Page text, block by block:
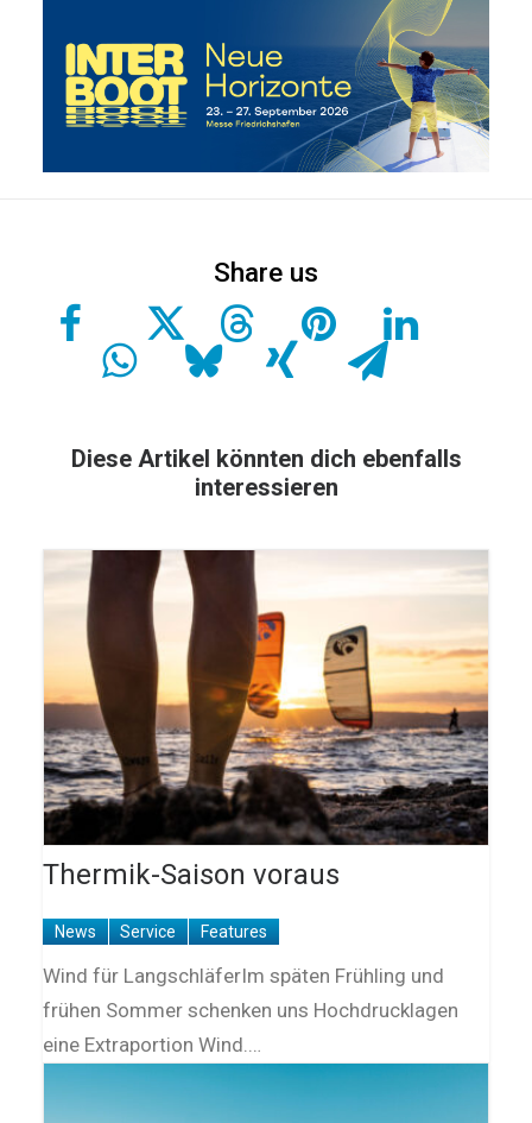
Diese Artikel könnten dich ebenfalls
interessieren
Thermik-Saison voraus
News Service Features
Wind für LangschläferIm späten Frühling und
frühen Sommer schenken uns Hochdrucklagen
eine Extraportion Wind.…